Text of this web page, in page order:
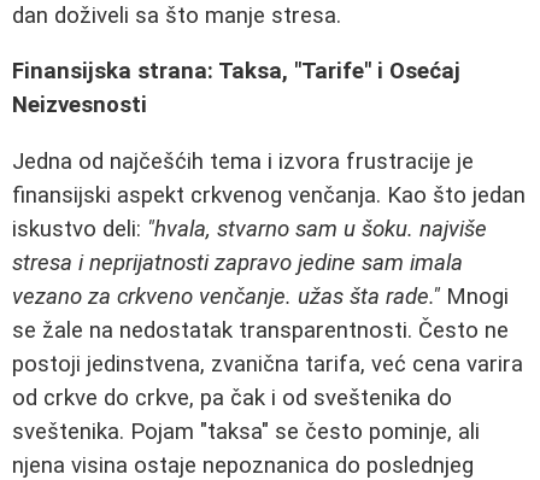
dan doživeli sa što manje stresa.
Finansijska strana: Taksa, "Tarife" i Osećaj
Neizvesnosti
Jedna od najčešćih tema i izvora frustracije je
finansijski aspekt crkvenog venčanja. Kao što jedan
iskustvo deli: "hvala, stvarno sam u šoku. najviše
stresa i neprijatnosti zapravo jedine sam imala
vezano za crkveno venčanje. užas šta rade." Mnogi
se žale na nedostatak transparentnosti. Često ne
postoji jedinstvena, zvanična tarifa, već cena varira
od crkve do crkve, pa čak i od sveštenika do
sveštenika. Pojam "taksa" se često pominje, ali
njena visina ostaje nepoznanica do poslednjeg